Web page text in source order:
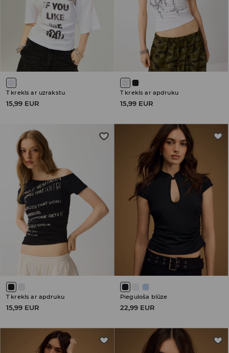
T krekls ar uzrakstu
15,99 EUR
T krekls ar apdruku
15,99 EUR
T krekls ar apdruku
15,99 EUR
Pieguloša blūze
22,99 EUR